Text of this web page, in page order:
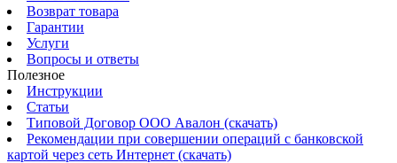
Возврат товара
Гарантии
Услуги
Вопросы и ответы
Полезное
Инструкции
Статьи
Типовой Договор ООО Авалон (скачать)
Рекомендации при совершении операций с банковской
картой через сеть Интернет (скачать)